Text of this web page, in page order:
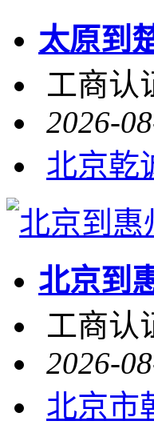
太原到
工商认
2026-
北京乾
北京到
工商认
2026-
北京市